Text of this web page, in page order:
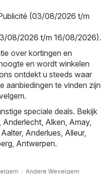
(03/08/2026 t/m
08/2026 t/m 16/08/2026).
over kortingen en
en wordt winkelen
ontdekt u steeds waar
aanbiedingen te vinden zijn
speciale deals. Bekijk
Anderlecht Alken Amay,
Aalter, Anderlues Alleur,
Antwerpen.
Andere Wevelgem